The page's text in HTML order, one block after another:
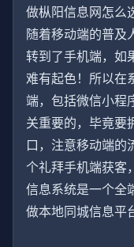
做枞阳信息网怎么
随着移动端的普及
转到了手机端，如
难有起色！所以在
端，包括微信小程
关重要的，毕竟要
口，注意移动端的
个礼拜手机端获客
信息系统是一个全
做本地同城信息平